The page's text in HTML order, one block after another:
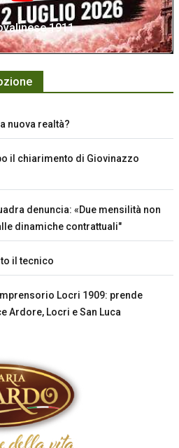
1911
nuova realtà?
il chiarimento di Giovinazzo
denuncia: «Due mensilità non
dinamiche contrattuali"
il tecnico
Locri 1909: prende
Ardore, Locri e San Luca